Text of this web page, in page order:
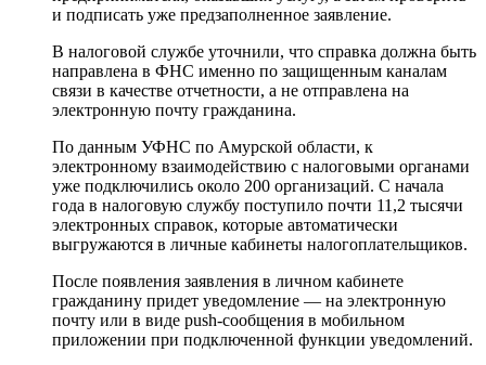
и подписать уже предзаполненное заявление.
В налоговой службе уточнили, что справка должна быть
направлена в ФНС именно по защищенным каналам
связи в качестве отчетности, а не отправлена на
электронную почту гражданина.
По данным УФНС по Амурской области, к
электронному взаимодействию с налоговыми органами
уже подключились около 200 организаций. С начала
года в налоговую службу поступило почти 11,2 тысячи
электронных справок, которые автоматически
выгружаются в личные кабинеты налогоплательщиков.
После появления заявления в личном кабинете
гражданину придет уведомление — на электронную
почту или в виде push-сообщения в мобильном
приложении при подключенной функции уведомлений.